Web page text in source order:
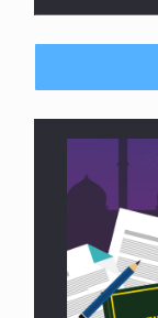
رأيٌ في لغة المسيح الموعود عليه السلام ..«3» نظرة